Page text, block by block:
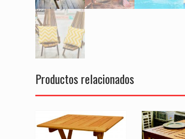
Productos relacionados